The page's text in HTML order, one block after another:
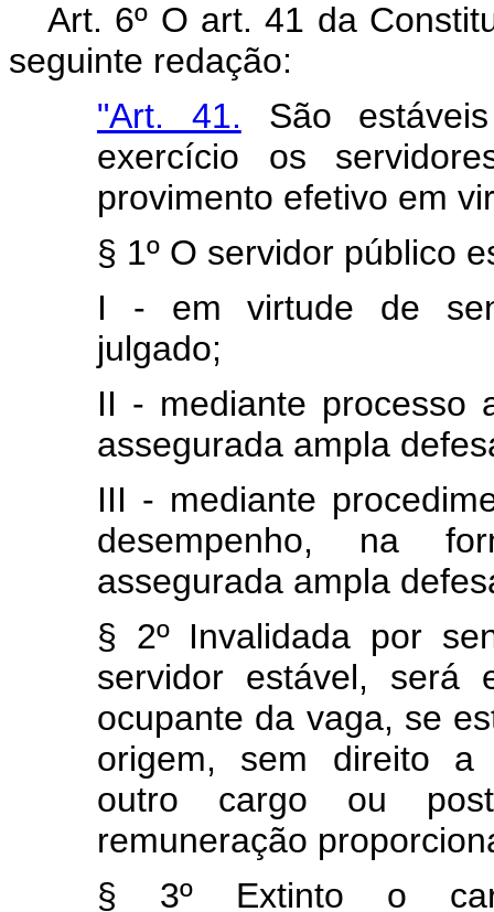
Art. 6º O art. 41 da
seguinte redação:
"Art. 41. São
exercício os
provimento efetivo em
§ 1º O servidor público
I - em virtude de
julgado;
II - mediante processo
assegurada ampla
III - mediante
desempenho, na
assegurada ampla
§ 2º Invalidada por
servidor estável, será
ocupante da vaga, se
origem, sem direito a
outro cargo ou
remuneração
§ 3º Extinto o